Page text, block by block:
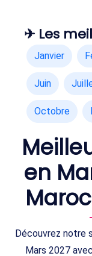
✈ Les
Janvier
Juin
Octobre
en
Découvrez notre
Mars 2027